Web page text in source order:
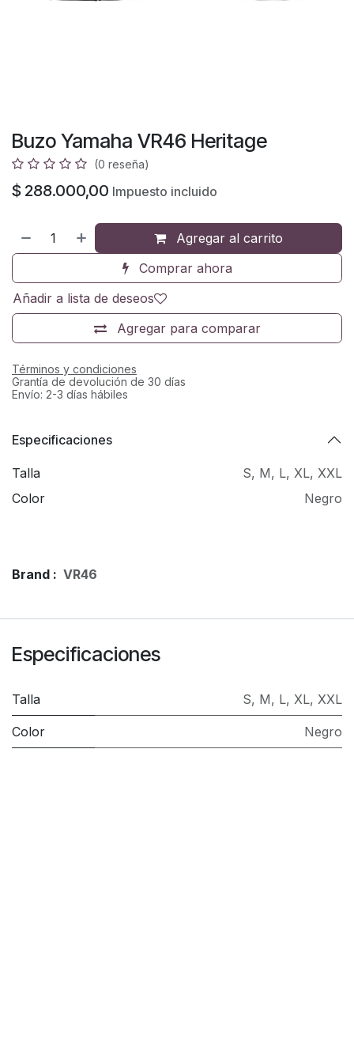
Buzo Yamaha VR46 Heritage
(0 reseña)
$ 288.000,00 Impuesto incluido
Agregar al carrito
Comprar ahora
Agregar para comparar
Añadir a lista de deseos
Términos y condiciones
Grantía de devolución de 30 días
Envío: 2-3 días hábiles
Especificaciones
Talla S, M, L, XL, XXL
Color
Negro
Brand : VR46
Especificaciones
Talla S, M, L, XL, XXL
Color Negro